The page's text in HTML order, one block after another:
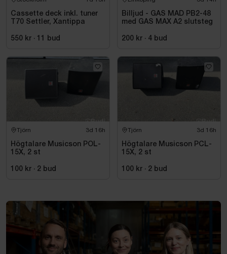
Cassette deck inkl. tuner
T70 Settler, Xantippa
550 kr · 11 bud
Billjud - GAS MAD PB2-48
med GAS MAX A2 slutsteg
200 kr · 4 bud
Tjörn 3d 16h
Högtalare Musicson POL-
15X, 2 st
100 kr · 2 bud
Tjörn 3d 16h
Högtalare Musicson PCL-
15X, 2 st
100 kr · 2 bud